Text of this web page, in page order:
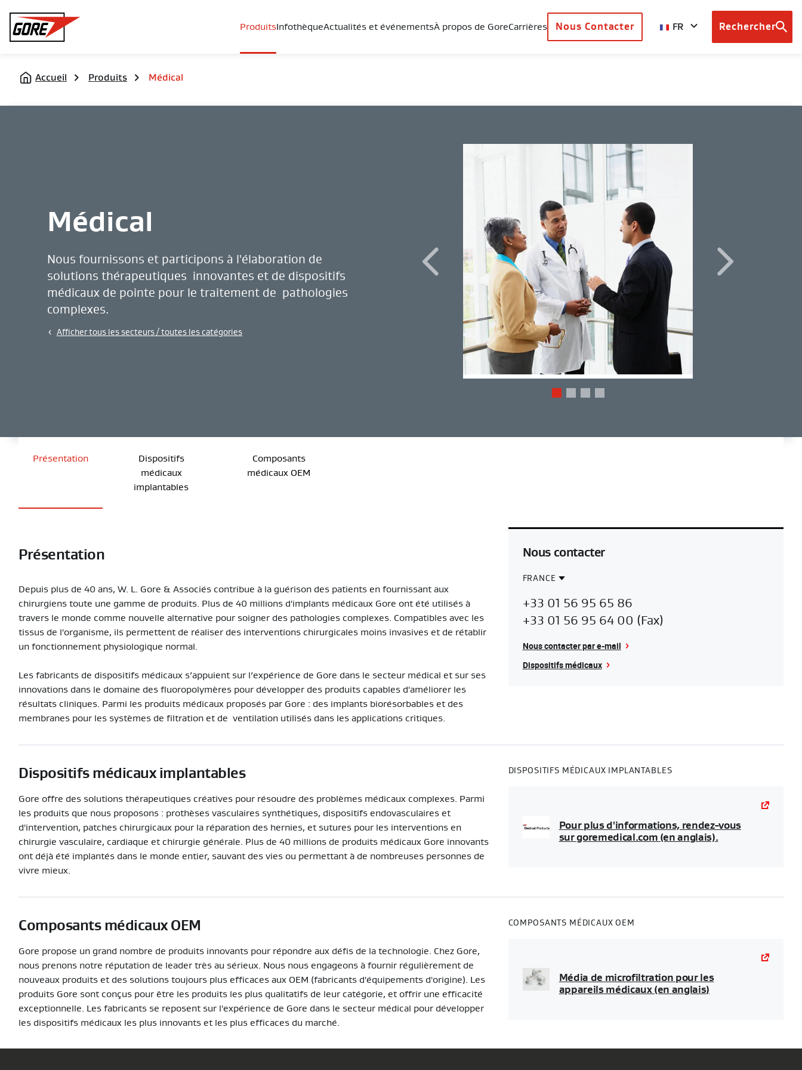
Gore
ProduitsInfothèqueActualités et événementsÀ propos de GoreCarrières Nous Contacter FR
Browse
Rechercher
Accueil Produits Médical
Médical
Nous fournissons et participons à l'élaboration de
solutions thérapeutiques innovantes et de dispositifs
médicaux de pointe pour le traitement de pathologies
complexes.
Afficher tous les secteurs / toutes les catégories
Présentation
Dispositifs
médicaux
implantables
Composants
médicaux OEM
Présentation
Depuis plus de 40 ans, W. L. Gore & Associés contribue à la guérison des patients en fournissant aux
chirurgiens toute une gamme de produits. Plus de 40 millions d'implants médicaux Gore ont été utilisés à
travers le monde comme nouvelle alternative pour soigner des pathologies complexes. Compatibles avec les
tissus de l'organisme, ils permettent de réaliser des interventions chirurgicales moins invasives et de rétablir
un fonctionnement physiologique normal.
Les fabricants de dispositifs médicaux s’appuient sur l’expérience de Gore dans le secteur médical et sur ses
innovations dans le domaine des fluoropolymères pour développer des produits capables d'améliorer les
résultats cliniques. Parmi les produits médicaux proposés par Gore : des implants biorésorbables et des
membranes pour les systèmes de filtration et de ventilation utilisés dans les applications critiques.
Nous contacter
FRANCE
Region
FRANCE
+33 01 56 95 65 86
+33 01 56 95 64 00 (Fax)
Nous contacter par e-mail
Dispositifs médicaux
Dispositifs médicaux implantables
Gore offre des solutions thérapeutiques créatives pour résoudre des problèmes médicaux complexes. Parmi
les produits que nous proposons : prothèses vasculaires synthétiques, dispositifs endovasculaires et
d'intervention, patches chirurgicaux pour la réparation des hernies, et sutures pour les interventions en
chirurgie vasculaire, cardiaque et chirurgie générale. Plus de 40 millions de produits médicaux Gore innovants
ont déjà été implantés dans le monde entier, sauvant des vies ou permettant à de nombreuses personnes de
vivre mieux.
DISPOSITIFS MÉDICAUX IMPLANTABLES
Pour plus d'informations, rendez-vous
sur goremedical.com (en anglais).
Composants médicaux OEM
Gore propose un grand nombre de produits innovants pour répondre aux défis de la technologie. Chez Gore,
nous prenons notre réputation de leader très au sérieux. Nous nous engageons à fournir régulièrement de
nouveaux produits et des solutions toujours plus efficaces aux OEM (fabricants d'équipements d'origine). Les
produits Gore sont conçus pour être les produits les plus qualitatifs de leur catégorie, et offrir une efficacité
exceptionnelle. Les fabricants se reposent sur l'expérience de Gore dans le secteur médical pour développer
les dispositifs médicaux les plus innovants et les plus efficaces du marché.
COMPOSANTS MÉDICAUX OEM
Média de microfiltration pour les
appareils médicaux (en anglais)